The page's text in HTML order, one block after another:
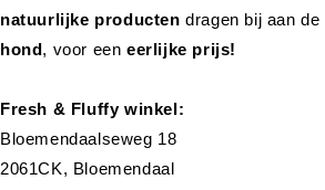
natuurlijke productendragen bij aan de
hond, voor eeneerlijke prijs!
Fresh & Fluffy winkel:
Bloemendaalseweg 18
2061CK, Bloemendaal